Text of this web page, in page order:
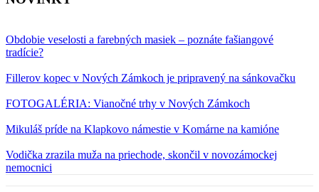
Obdobie veselosti a farebných masiek – poznáte fašiangové
tradície?
Fillerov kopec v Nových Zámkoch je pripravený na sánkovačku
FOTOGALÉRIA: Vianočné trhy v Nových Zámkoch
Mikuláš príde na Klapkovo námestie v Komárne na kamióne
Vodička zrazila muža na priechode, skončil v novozámockej
nemocnici